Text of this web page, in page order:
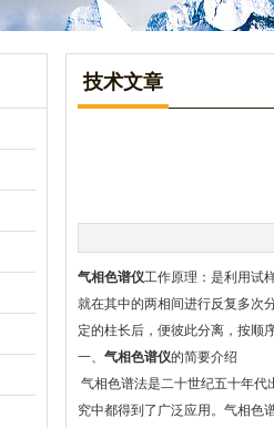
技术文章
气相色谱仪工作原理：是利用试
就在其中的两相间进行反复多次
定的柱长后，便彼此分离，按顺
一、 气相色谱仪的简要介绍
气相色谱法是二十世纪五十年代
究中都得到了广泛应用。气相色